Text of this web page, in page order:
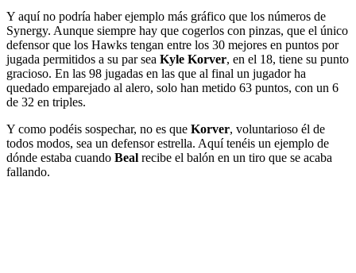
Y aquí no podría haber ejemplo más gráfico que los números de
Synergy. Aunque siempre hay que cogerlos con pinzas, que el único
defensor que los Hawks tengan entre los 30 mejores en puntos por
jugada permitidos a su par sea Kyle Korver, en el 18, tiene su punto
gracioso. En las 98 jugadas en las que al final un jugador ha
quedado emparejado al alero, solo han metido 63 puntos, con un 6
de 32 en triples.
Y como podéis sospechar, no es que Korver, voluntarioso él de
todos modos, sea un defensor estrella. Aquí tenéis un ejemplo de
dónde estaba cuando Beal recibe el balón en un tiro que se acaba
fallando.